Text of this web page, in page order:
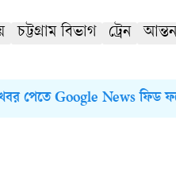
চট্টগ্রাম বিভাগ ট্রেন
খবর পেতে Google News ফিড